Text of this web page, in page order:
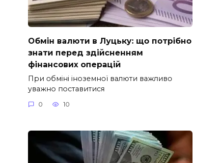
Обмін валюти в Луцьку: що потрібно
знати перед здійсненням
фінансових операцій
При обміні іноземної валюти важливо
уважно поставитися
0 10